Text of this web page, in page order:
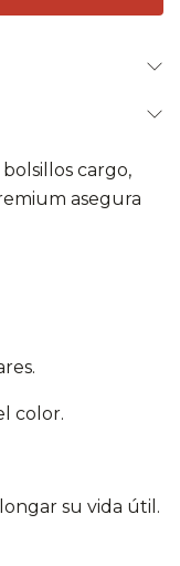
cargo,
asegura
color.
su vida útil.